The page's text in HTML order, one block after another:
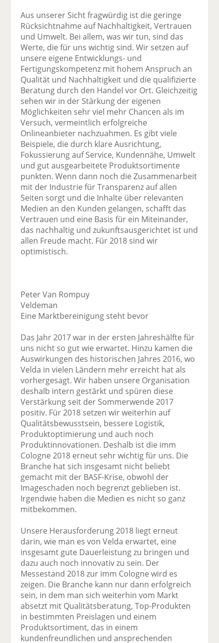
Aus unserer Sicht fragwürdig ist die geringe
Rücksichtnahme auf Nachhaltigkeit, Vertrauen
und Umwelt. Bei allem, was wir tun, sind das
Werte, die für uns wichtig sind. Wir setzen auf
unsere eigene Entwicklungs- und
Fertigungskompetenz mit hohem Anspruch an
Qualität und Nachhaltigkeit und die qualifizierte
Beratung durch den Handel vor Ort. Gleichzeitig
sehen wir in der Stärkung der eigenen
Möglichkeiten sehr viel mehr Chancen als im
Versuch, vermeintlich erfolgreiche
Onlineanbieter nachzuahmen. Es gibt viele
Beispiele, die durch klare Ausrichtung,
Fokussierung auf Service, Kundennähe, Umwelt
und gut ausgearbeitete Produktsortimente
punkten. Wenn dann noch die Zusammenarbeit
mit der Industrie für Transparenz auf allen
Seiten sorgt und die Inhalte über relevanten
Medien an den Kunden gelangen, schafft das
Vertrauen und eine Basis für ein Miteinander,
das nachhaltig und zukunftsausgerichtet ist und
allen Freude macht. Für 2018 sind wir
optimistisch.
Peter Van Rompuy
Veldeman
Eine Marktbereinigung steht bevor
Das Jahr 2017 war in der ersten Jahreshälfte für
uns nicht so gut wie erwartet. Hinzu kamen die
Auswirkungen des historischen Jahres 2016, wo
Velda in vielen Ländern mehr erreicht hat als
vorhergesagt. Wir haben unsere Organisation
deshalb intern gestärkt und spüren diese
Verstärkung seit der Sommerwende 2017
positiv. Für 2018 setzen wir weiterhin auf
Qualitätsbewusstsein, bessere Logistik,
Produktoptimierung und auch noch
Produktinnovationen. Deshalb ist die imm
Cologne 2018 erneut sehr wichtig für uns. Die
Branche hat sich insgesamt nicht beliebt
gemacht mit der BASF-Krise, obwohl der
Imageschaden noch begrenzt geblieben ist.
Irgendwie haben die Medien es nicht so ganz
mitbekommen.
Unsere Herausforderung 2018 liegt erneut
darin, wie man es von Velda erwartet, eine
insgesamt gute Dauerleistung zu bringen und
dazu auch noch innovativ zu sein. Der
Messestand 2018 zur imm Cologne wird es
zeigen. Die Branche kann nur dann erfolgreich
sein, in dem man sich weiterhin vom Markt
absetzt mit Qualitätsberatung, Top-Produkten
in bestimmten Preislagen und einem
Produktsortiment, das in einem
kundenfreundlichen und ansprechenden